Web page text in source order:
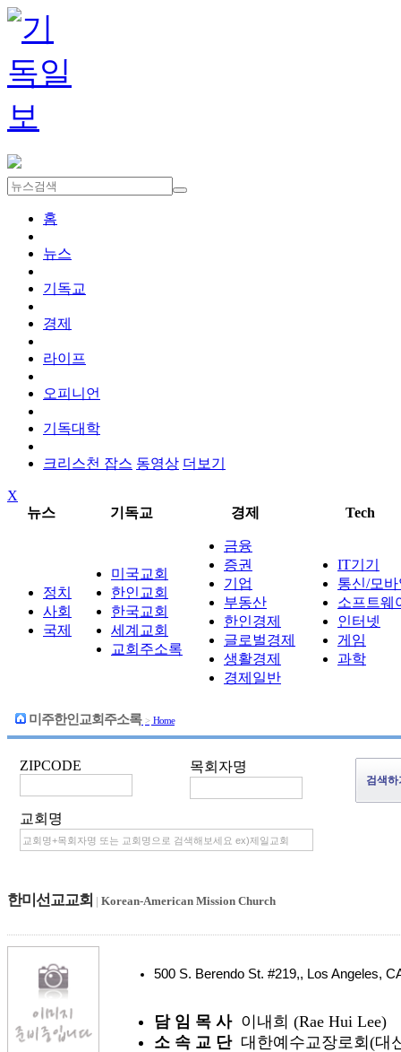
홈
뉴스
기독교
경제
라이프
오피니언
기독대학
크리스천 잡스 동영상 더보기
X
뉴스
기독교 경제 Tech
정치
사회
국제
미국교회
한인교회
한국교회
세계교회
교회주소록
금융
증권
기업
부동산
한인경제
글로벌경제
생활경제
경제일반
IT기기
통신/모
소프트웨
인터넷
게임
과학
미주한인교회주소록 > Home
ZIPCODE 목회자명
교회명
한미선교교회 | Korean-American Mission Church
500 S. Berendo St. #219,, Los Angeles,
담 임 목 사 이내희 (Rae Hui Lee)
소 속 교 단 대한예수교장로회(대